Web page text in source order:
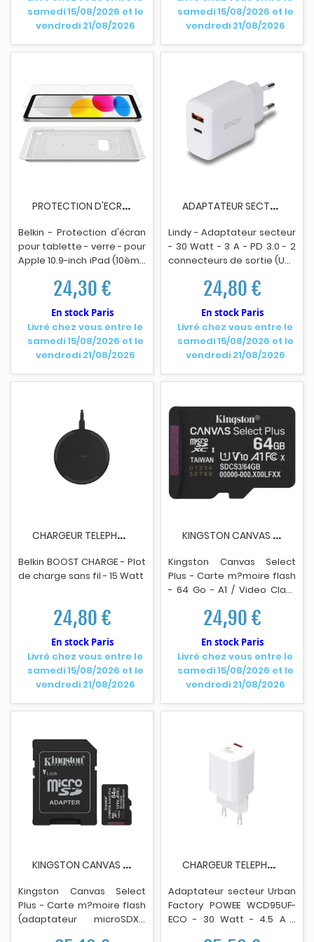
samedi 15/08/2026 et le
vendredi 21/08/2026
samedi 15/08/2026 et le
vendredi 21/08/2026
P
ROTECTION D'ECRAN TABLETTE BELKIN SCREENFORCE...
Belkin - Protection d'écran
pour tablette - verre - pour
Apple 10.9-inch iPad (10ème
Livré chez vous entre le
samedi 15/08/2026 et le
vendredi 21/08/2026
24,30 €
En stock Paris
A
DAPTATEUR SECTEUR LINDY 30WATTS USB TYPE A BLANC
Lindy - Adaptateur secteur
- 30 Watt - 3 A - PD 3.0 - 2
connecteurs de sortie (USB
24 broches) - blanc
Livré chez vous entre le
samedi 15/08/2026 et le
vendredi 21/08/2026
24,80 €
En stock Paris
C
HARGEUR TELEPHONE BELKIN BOOSTCHARGE 15W PAD...
Belkin BOOST CHARGE - Plot
de charge sans fil - 15 Watt
Livré chez vous entre le
samedi 15/08/2026 et le
vendredi 21/08/2026
24,80 €
En stock Paris
K
INGSTON CANVAS SELECTPLUS 64GO MICROSDXC UHS-I
Kingston Canvas Select
Plus - Carte m?moire flash
- 64 Go - A1 / Video Class
croSDXC UHS-I
Livré chez vous entre le
samedi 15/08/2026 et le
vendredi 21/08/2026
24,90 €
En stock Paris
K
INGSTON CANVAS SELECTPLUS MICSDXC 64GO
Kingston Canvas Select
Plus - Carte m?moire flash
(adaptateur microSDXC
C
HARGEUR TELEPHONE URBAN FACTORY WCD95UF-ECO USB-C
Adaptateur secteur Urban
Factory POWEE WCD95UF-
ECO - 30 Watt - 4.5 A -